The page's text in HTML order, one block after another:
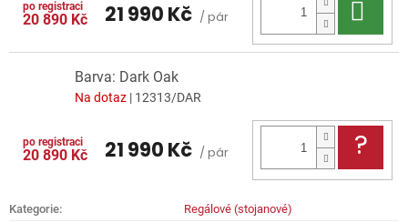
20 890 Kč 21 990 Kč / pár
Barva: Dark Oak
Na dotaz | 12313/DAR
20 890 Kč 21 990 Kč / pár
Kategorie:
Regálové (stojanové)